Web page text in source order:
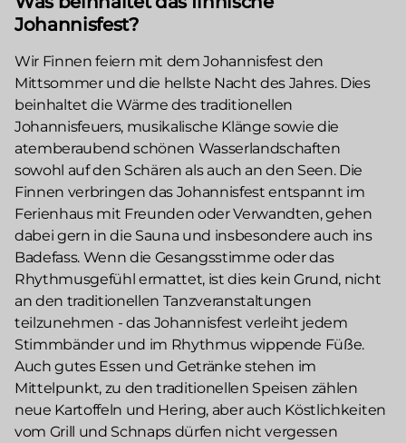
Johannisfest?
Wir Finnen feiern mit dem Johannisfest den
Mittsommer und die hellste Nacht des Jahres. Dies
beinhaltet die Wärme des traditionellen
Johannisfeuers, musikalische Klänge sowie die
atemberaubend schönen Wasserlandschaften
sowohl auf den Schären als auch an den Seen. Die
Finnen verbringen das Johannisfest entspannt im
Ferienhaus mit Freunden oder Verwandten, gehen
dabei gern in die Sauna und insbesondere auch ins
Badefass. Wenn die Gesangsstimme oder das
Rhythmusgefühl ermattet, ist dies kein Grund, nicht
an den traditionellen Tanzveranstaltungen
teilzunehmen - das Johannisfest verleiht jedem
Stimmbänder und im Rhythmus wippende Füße.
Auch gutes Essen und Getränke stehen im
Mittelpunkt, zu den traditionellen Speisen zählen
neue Kartoffeln und Hering, aber auch Köstlichkeiten
vom Grill und Schnaps dürfen nicht vergessen